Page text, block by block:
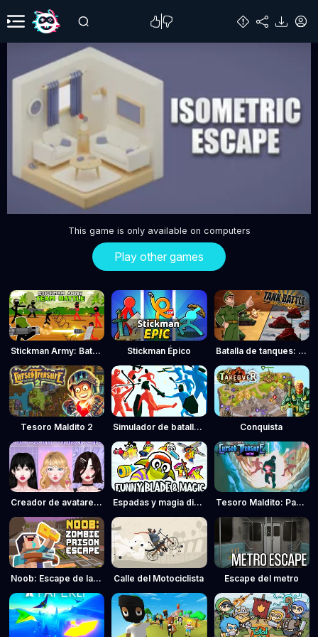
This game is only available on computers
Play other games
Stickman Army: Batalla por equipos Stickman Épico Batalla de tanques: Comandante de guerra
Tesoro Maldito 2 Simulador de batallas divertido Conquista
Creador de avatares en tiempo real: Chicas Espadas y magia divertidas Tesoro Maldito: Paquete de Niveles
Noob: Escape de la cárcel de zombies Calle del Motociclista Escape del metro